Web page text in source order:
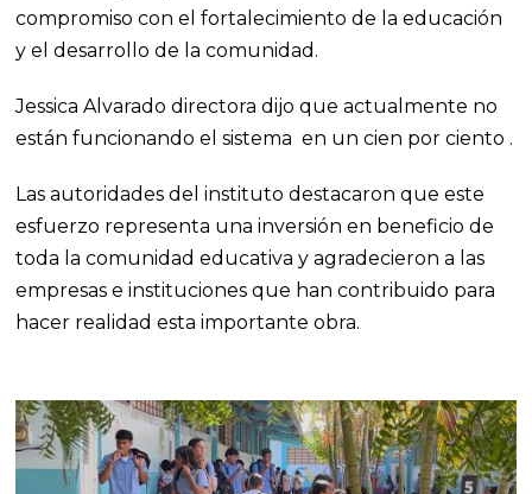
compromiso con el fortalecimiento de la educación
y el desarrollo de la comunidad.
Jessica Alvarado directora dijo que actualmente no
están funcionando el sistema en un cien por ciento .
Las autoridades del instituto destacaron que este
esfuerzo representa una inversión en beneficio de
toda la comunidad educativa y agradecieron a las
empresas e instituciones que han contribuido para
hacer realidad esta importante obra.